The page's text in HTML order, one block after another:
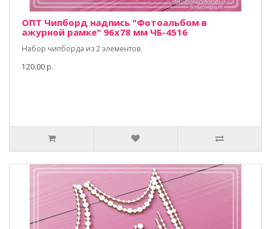
ОПТ Чипборд надпись "Фотоальбом в
ажурной рамке" 96х78 мм ЧБ-4516
Набор чипборда из 2 элементов.
120.00 р.